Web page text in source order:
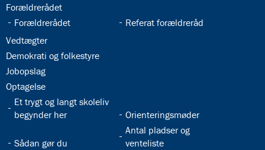
32.21:
Forældrerådet
32.22:
Forældrerådet 32.23:
Referat forældreråd
32.24:
Vedtægter
32.25:
Demokrati og folkestyre
32.26:
Jobopslag
32.27:
Optagelse
32.28:
Et trygt og langt skoleliv
begynder her
32.29:
Orienteringsmøder
32.30:
Sådan gør du
32.31:
Antal pladser og
venteliste